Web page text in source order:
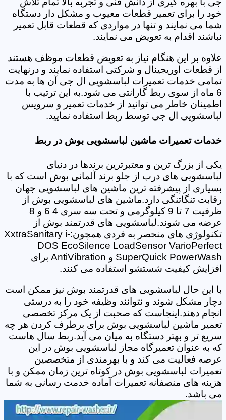
خود را برای تعمیر قطعات معیوب و مشکل دار دستگاه
شما می نمایند و تنها در مواردی که قطعات قابل تعمیر
نباشند اقدام به تعویض می نمایند.
علاوه بر این هنگام نیاز به تعویض قطعات موظف هستند
از قطعات اوریجینال و شرکتی استفاده نمایند و درنهایت
تمامی خدمات تعمیرات لباسشویی ال جی آن ها به مدت
6 ماه از سوی ربط گارانتی می شود.به این ترتیب با
اطمینان خاطر می توانید از خدمات تعمیر و سرویس
لباسشویی ال جی توسط ربط استفاده نمایید.
خدمات تعمیرات ماشین لباسشویی بوش در ربط
یکی از بزرگ ترین و معتبرترین برندها در دنیای
لباسشویی های درب از جلو برند آلمانی بوش است که با
بسیاری از پیشرفته ترین ماشین های لباسشویی جهان
رقابت تنگاتنگی دارد.ماشین های لباسشویی بوش از
ظرفیت 7 تا 9 کیلوگرمی و تحت سه سری 4 6 و 8
عرضه می شوند.لباسشویی های قدرتمند بوش از
تکنولوژی های منحصر به فردی همچون:XxtraSanitary i-
DOS EcoSilence LoadSensor VarioPerfect
SuperQuick PowerWash و AntiVibration برای
افزایش کیفیت شستشو استفاده می کنند.
با این حال لباسشویی های قدرتمند بوش نیز ممکن است
دچار مشکل شوند و نتوانند وظیفه خود را به درستی
انجام دهند.اینجاست که صحبت از یک مرکز تخصصی
تعمیر ماشین لباسشویی بوش برای برطرف کردن هر چه
سریع تر و بهتر دستگاه به میان می آید.ربط سال هاست
که به عنوان تعمیرگاه مجاز لباسشویی بوش در این
عرصه فعالیت می کند و با بهرمندی از متخصصین
تعمیرات لباسشویی بوش در کوتاه ترین زمان ممکن و با
هزینه های منصفانه تعمیرات آماده خدمت رسانی به شما
می باشد.